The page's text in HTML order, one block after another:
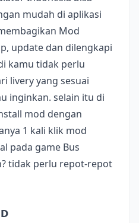
mudah di aplikasi
Mod
update dan dilengkapi
kamu tidak perlu
livery yang sesuai
inginkan. selain itu di
mod dengan
1 kali klik mod
pada game Bus
tidak perlu repot-repot